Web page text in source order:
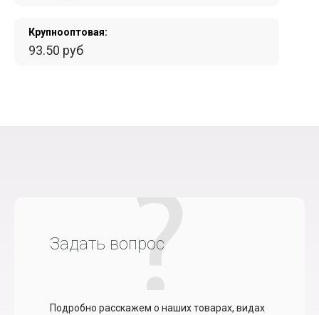
Крупнооптовая:
93.50 руб
Задать вопрос
Подробно расскажем о наших товарах, видах